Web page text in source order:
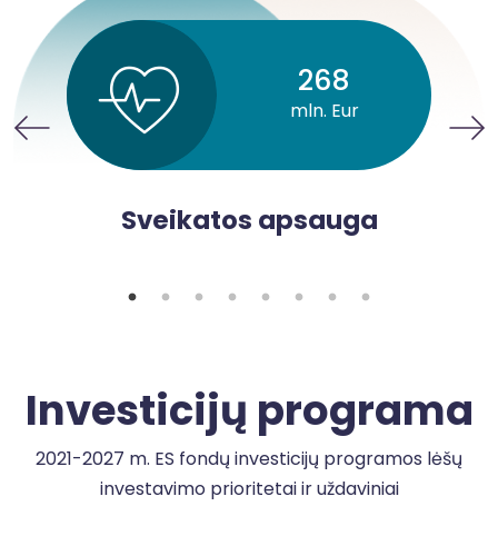
268
mln. Eur
Sveikatos apsauga
Investicijų programa
2021-2027 m. ES fondų investicijų programos lėšų
investavimo prioritetai ir uždaviniai